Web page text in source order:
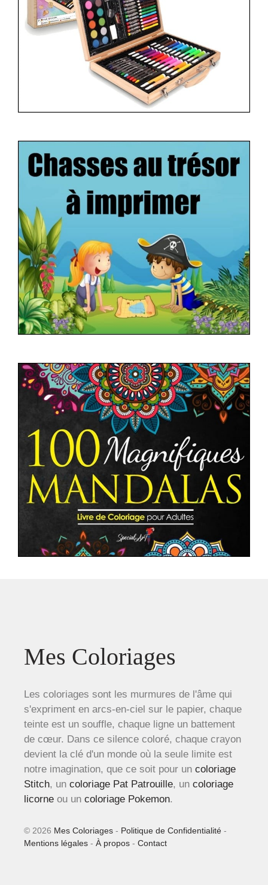
Mes Coloriages
Les coloriages sont les murmures de l'âme qui
s'expriment en arcs-en-ciel sur le papier, chaque
teinte est un souffle, chaque ligne un battement
de cœur. Dans ce silence coloré, chaque crayon
devient la clé d'un monde où la seule limite est
notre imagination, que ce soit pour un coloriage
Stitch, un coloriage Pat Patrouille, un coloriage
licorne ou un coloriage Pokemon.
© 2026 Mes Coloriages - Politique de Confidentialité -
Mentions légales - À propos - Contact